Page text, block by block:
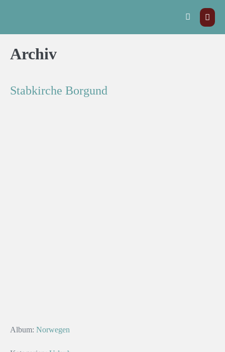
Archiv
Stabkirche Borgund
Album: Norwegen